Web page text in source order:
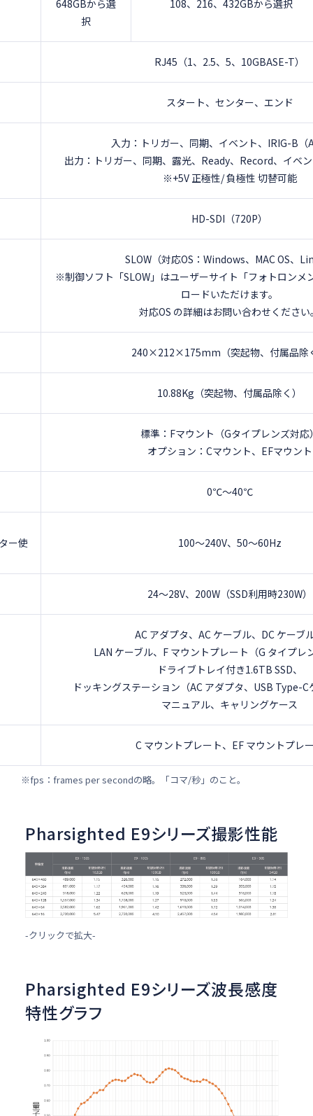
648GBから選
択
108、216、432GBから選択
RJ45（1、2.5、5、10GBASE-T）
スタート、センター、エンド
入力：トリガー、同期、イベント、IRIG-B（
出力：トリガー、同期、露光、Ready、Record、イベ
※+5V 正極性/ 負極性 切替可能
HD-SDI（720P）
SLOW（対応OS：Windows、MAC OS、
※制御ソフト「SLOW」はユーザーサイト「フォトロンメ
ロードいただけます。
対応OS の詳細はお問い合わせください
240×212×175mm（突起物、付属品除
10.88Kg（突起物、付属品除く）
標準：Fマウント（Gタイプレンズ対応
オプション：Cマウント、EFマウント
0℃～40℃
ー使 100～240V、50～60Hz
24～28V、200W（SSD利用時230W）
AC アダプタ、AC ケーブル、DC ケーブ
LAN ケーブル、F マウントプレート（G タイプレ
ドライブトレイ付き1.6TB SSD、
ドッキングステーション（AC アダプタ、USB Type-
マニュアル、キャリングケース
C マウントプレート、EF マウントプレ
※fps：frames per secondの略。「コマ/秒」のこと。
Pharsighted E9シリーズ撮影性能
-クリックで拡大-
Pharsighted E9シリーズ波長感度
特性グラフ